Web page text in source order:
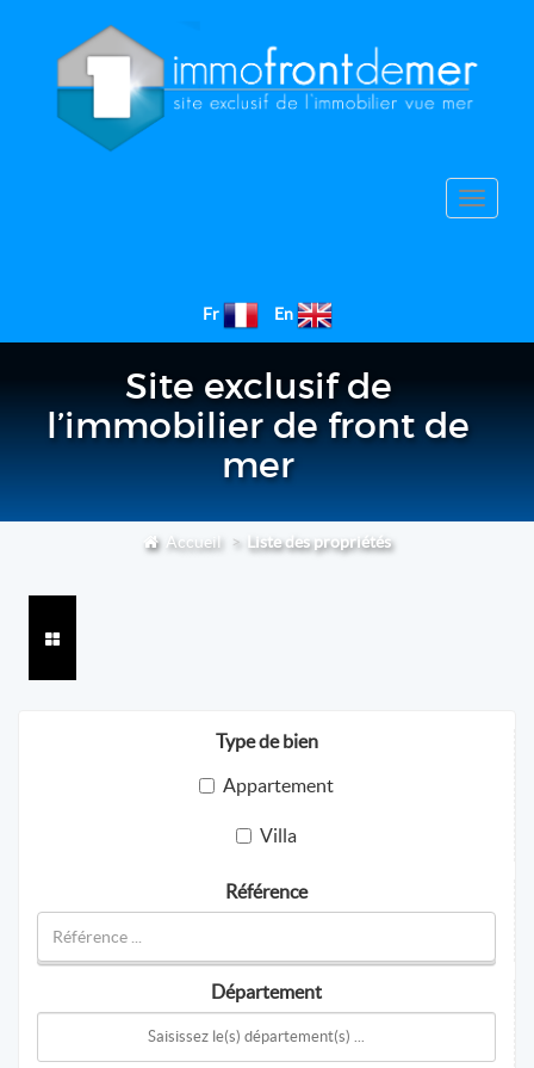
Toggle
Fr En
Site exclusif de
l’immobilier de front de
mer
Accueil Liste des propriétés
Type de bien
Appartement
Villa
Référence
Département